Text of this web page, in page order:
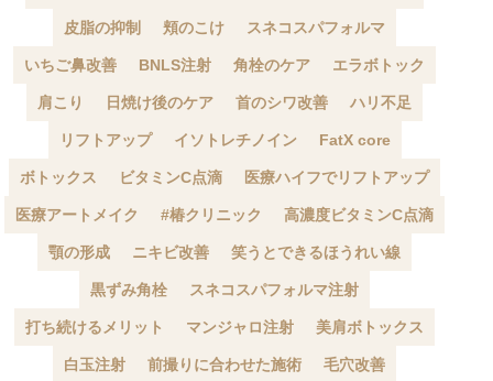
皮脂の抑制 頬のこけ スネコスパフォルマ
いちご鼻改善 BNLS注射 角栓のケア エラボトック
肩こり 日焼け後のケア 首のシワ改善 ハリ不足
リフトアップ イソトレチノイン FatX core
ボトックス ビタミンC点滴 医療ハイフでリフトアップ
医療アートメイク #椿クリニック 高濃度ビタミンC点滴
顎の形成 ニキビ改善 笑うとできるほうれい線
黒ずみ角栓 スネコスパフォルマ注射
打ち続けるメリット マンジャロ注射 美肩ボトックス
白玉注射 前撮りに合わせた施術 毛穴改善